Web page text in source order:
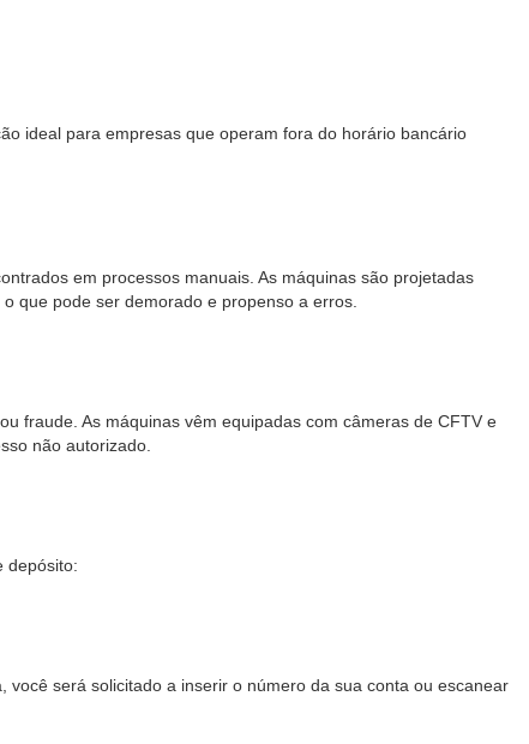
ideal para empresas que operam fora do horário bancário
em processos manuais. As máquinas são projetadas
que pode ser demorado e propenso a erros.
fraude. As máquinas vêm equipadas com câmeras de CFTV e
não autorizado.
depósito:
será solicitado a inserir o número da sua conta ou escanear